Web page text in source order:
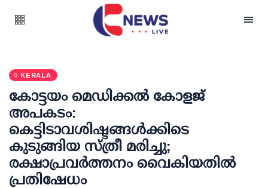
KERALA
കോട്ടയം മെഡിക്കല്‍ കോളജ്
അപകടം:
കെട്ടിടാവശിഷ്ടങ്ങള്‍ക്കിടെ
കുടുങ്ങിയ സ്ത്രീ മരിച്ചു;
രക്ഷാപ്രവര്‍ത്തനം വൈകിയതില്‍
പ്രതിഷേധം